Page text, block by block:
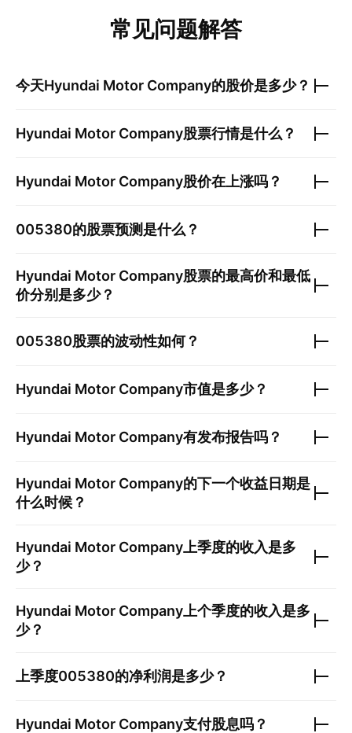
常见问题解答
今天Hyundai Motor Company的股价是多少？
Hyundai Motor Company股票行情是什么？
Hyundai Motor Company股价在上涨吗？
005380的股票预测是什么？
Hyundai Motor Company股票的最高价和最低
价分别是多少？
005380股票的波动性如何？
Hyundai Motor Company市值是多少？
Hyundai Motor Company有发布报告吗？
Hyundai Motor Company的下一个收益日期是
什么时候？
Hyundai Motor Company 上季度的收入是多
少？
Hyundai Motor Company 上个季度的收入是多
少？
上季度005380的净利润是多少？
Hyundai Motor Company支付股息吗？